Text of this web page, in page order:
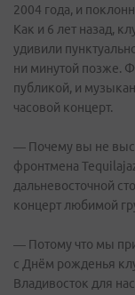
2004 года, и
Как и 6 лет назад,
удивили
ни минутой позже.
публикой, и
часовой концерт.
— Почему вы не
фронтмена
дальневосточной
концерт любимой
— Потому что мы
с Днём рожденья
Владивосток для